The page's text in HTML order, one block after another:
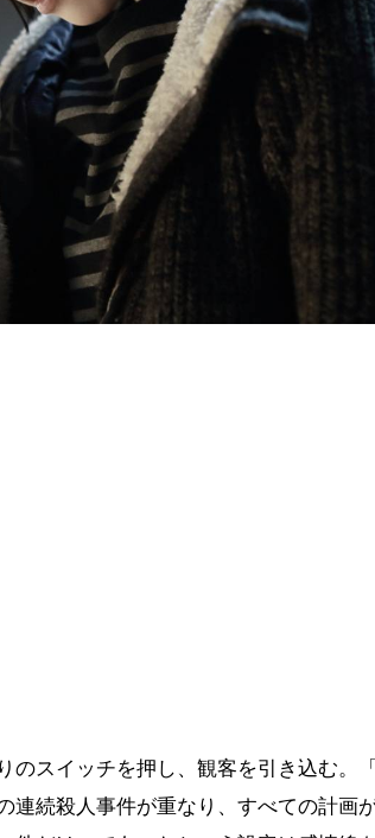
のスイッチを押し、観客を引き込む。
連続殺人事件が重なり、すべての計画